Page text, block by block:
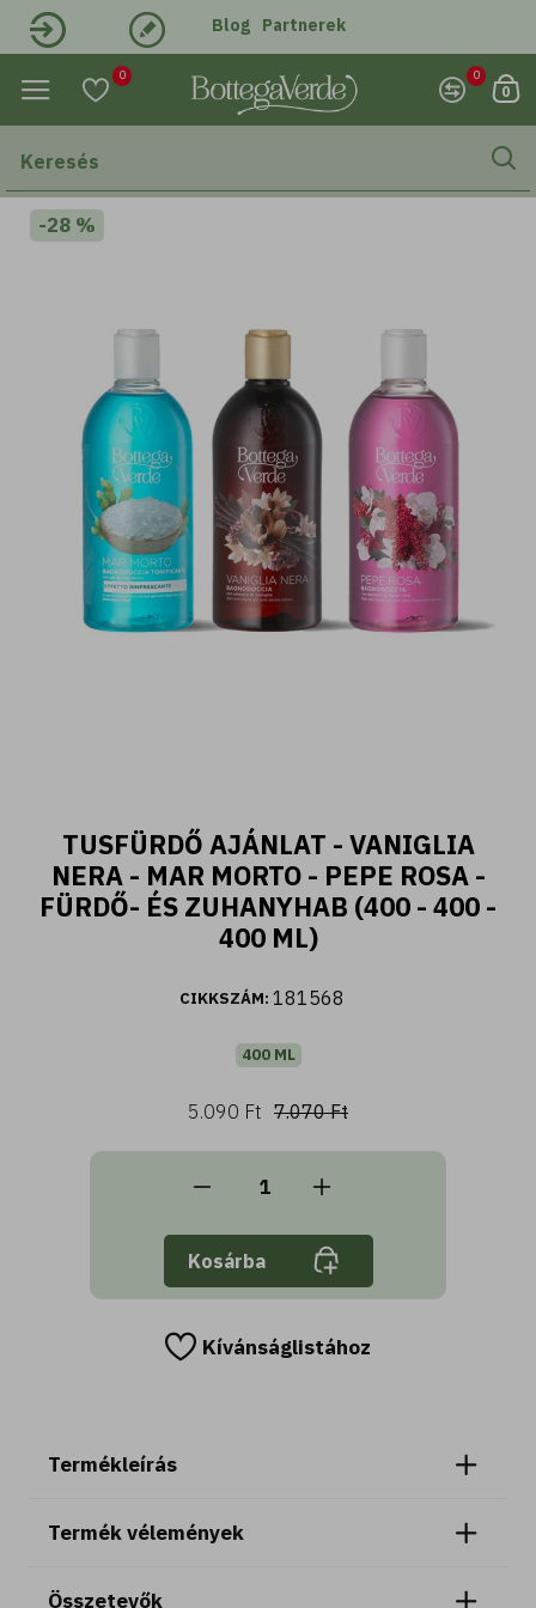
Fiori d'Oriente - Tusfürdő ylang ylang és
damaszkuszi rózsa kivonattal (400 ml)
2.590 Ft
Kosárba
Belépés Regisztráció
Blog Partnerek
0 0
0
-28 %
TUSFÜRDŐ AJÁNLAT - VANIGLIA
NERA - MAR MORTO - PEPE ROSA -
FÜRDŐ- ÉS ZUHANYHAB (400 - 400 -
400 ML)
CIKKSZÁM: 181568
400 ML
5.090 Ft 7.070 Ft
Kosárba
Kívánságlistához
Termékleírás
Termék vélemények
Összetevők